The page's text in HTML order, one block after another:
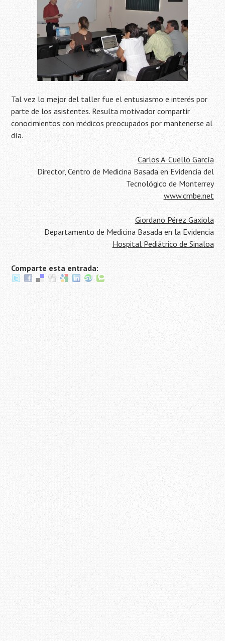
Tal vez lo mejor del taller fue el entusiasmo e interés por
parte de los asistentes. Resulta motivador compartir
conocimientos con médicos preocupados por mantenerse al
día.
Carlos A. Cuello García
Director, Centro de Medicina Basada en Evidencia del
Tecnológico de Monterrey
www.cmbe.net
Giordano Pérez Gaxiola
Departamento de Medicina Basada en la Evidencia
Hospital Pediátrico de Sinaloa
Comparte esta entrada: